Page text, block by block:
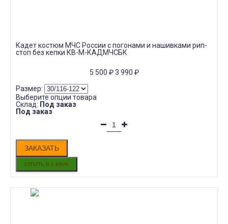
Кадет костюм МЧС России с погонами и нашивками рип-
стоп без кепки КВ-М-КАДМЧСБК
5 500 ₽ 3 990 ₽
Размер:
Выберите опции товара
Склад: Под заказ
Под заказ
ЗАКАЗАТЬ